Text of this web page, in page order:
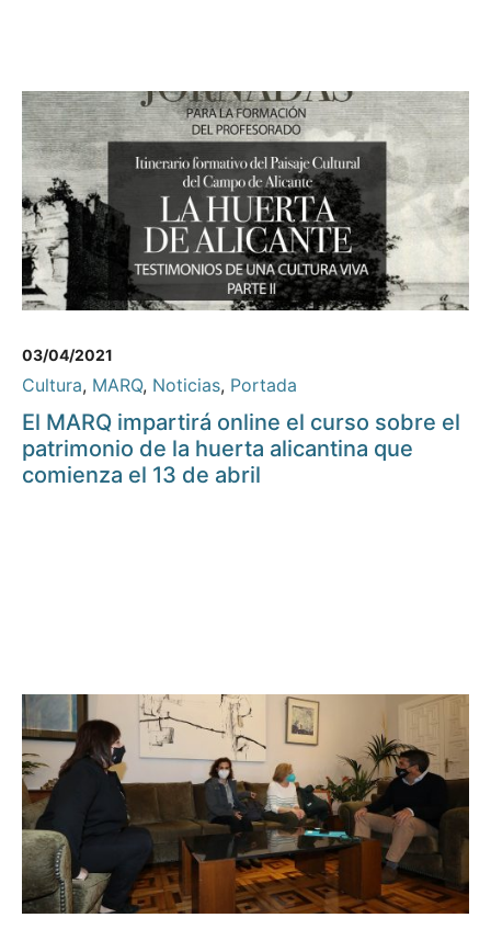
03/04/2021
Cultura, MARQ, Noticias, Portada
El MARQ impartirá online el curso sobre el
patrimonio de la huerta alicantina que
comienza el 13 de abril